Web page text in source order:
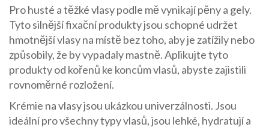
Pro husté a těžké vlasy podle mě vynikají pěny a gely.
Tyto silnější fixační produkty jsou schopné udržet
hmotnější vlasy na místě bez toho, aby je zatížily nebo
způsobily, že by vypadaly mastně. Aplikujte tyto
produkty od kořenů ke koncům vlasů, abyste zajistili
rovnoměrné rozložení.
Krémie na vlasy jsou ukázkou univerzálnosti. Jsou
ideální pro všechny typy vlasů, jsou lehké, hydratují a